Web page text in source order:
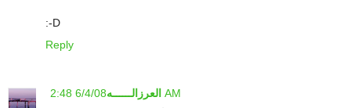
:-D
Reply
العرزالــــــه 6/4/08 2:48 AM